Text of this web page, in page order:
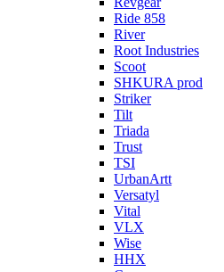
Ride 858
River
Root Industries
Scoot
SHKURA рrоd
Striker
Tilt
Triada
Trust
TSI
UrbanArtt
Versatyl
Vital
VLX
Wise
ННХ